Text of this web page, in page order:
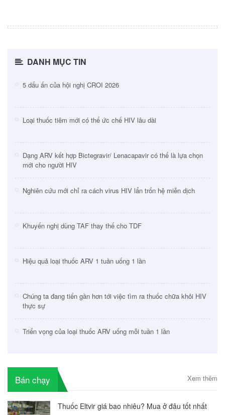
DANH MỤC TIN
5 dấu ấn của hội nghị CROI 2026
Loại thuốc tiêm mới có thể ức chế HIV lâu dài
Dạng ARV kết hợp Bictegravir/ Lenacapavir có thể là lựa chọn
mới cho người HIV
Nghiên cứu mới chỉ ra cách virus HIV lẩn trốn hệ miễn dịch
Khuyến nghị dùng TAF thay thế cho TDF
Hiệu quả loại thuốc ARV 1 tuần uống 1 lần
Chúng ta đang tiến gần hơn tới việc tìm ra thuốc chữa khỏi HIV
thực sự
Triển vọng của loại thuốc ARV uống mỗi tuần 1 lần
Bán chạy Xem thêm
Thuốc Eltvir giá bao nhiêu? Mua ở đâu tốt nhất